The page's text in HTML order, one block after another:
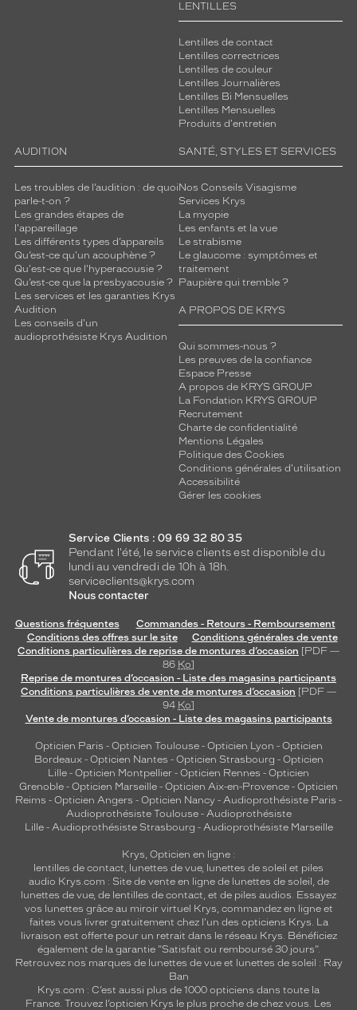
LENTILLES
Lentilles de contact
Lentilles correctrices
Lentilles de couleur
Lentilles Journalières
Lentilles Bi Mensuelles
Lentilles Mensuelles
Produits d'entretien
AUDITION
Les troubles de l’audition : de quoi
parle-t-on ?
Les grandes étapes de
l'appareillage
Les différents types d’appareils
Qu’est-ce qu'un acouphène ?
Qu'est-ce que l'hyperacousie ?
Qu’est-ce que la presbyacousie ?
Les services et les garanties Krys
Audition
Les conseils d'un
audioprothésiste Krys Audition
SANTÉ, STYLES ET SERVICES
Nos Conseils Visagisme
Services Krys
La myopie
Les enfants et la vue
Le strabisme
Le glaucome : symptômes et
traitement
Paupière qui tremble ?
A PROPOS DE KRYS
Qui sommes-nous ?
Les preuves de la confiance
Espace Presse
A propos de KRYS GROUP
La Fondation KRYS GROUP
Recrutement
Charte de confidentialité
Mentions Légales
Politique des Cookies
Conditions générales d'utilisation
Accessibilité
Gérer les cookies
Service Clients : 09 69 32 80 35
Pendant l'été, le service clients est disponible du
lundi au vendredi de 10h à 18h.
serviceclients@krys.com
Nous contacter
Questions fréquentes
Commandes - Retours - Remboursement
Conditions des offres sur le site
Conditions générales de vente
Conditions particulières de reprise de montures d’occasion [PDF —
86 Ko]
Reprise de montures d’occasion - Liste des magasins participants
Conditions particulières de vente de montures d’occasion [PDF —
94 Ko]
Vente de montures d’occasion - Liste des magasins participants
Opticien Paris - Opticien Toulouse- Opticien Lyon - Opticien
Bordeaux- Opticien Nantes - Opticien Strasbourg - Opticien
Lille - Opticien Montpellier - Opticien Rennes - Opticien
Grenoble - Opticien Marseille - Opticien Aix-en-Provence - Opticien
Reims - Opticien Angers - Opticien Nancy - Audioprothésiste Paris -
Audioprothésiste Toulouse- Audioprothésiste
Lille- Audioprothésiste Strasbourg - Audioprothésiste Marseille
Krys, Opticien en ligne :
lentilles de contact, lunettes de vue, lunettes de soleil et piles
audio Krys.com : Site de vente en ligne de lunettes de soleil, de
lunettes de vue, de lentilles de contact, et de piles audios. Essayez
vos lunettes grâce au miroir virtuel Krys, commandez en ligne et
faites vous livrer gratuitement chez l'un des opticiens Krys. La
livraison est offerte pour un retrait dans le réseau Krys. Bénéficiez
également de la garantie "Satisfait ou remboursé 30 jours".
Retrouvez nos marques de lunettes de vue et lunettes de soleil : Ray
Ban
Krys.com : C’est aussi plus de 1000 opticiens dans toute la
France. Trouvez l’opticien Krys le plus proche de chez vous. Les